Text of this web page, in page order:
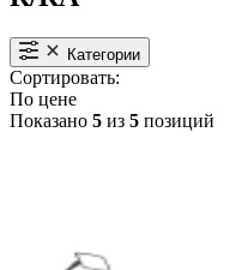
Категории
Сортировать:
По цене
Показано 5 из 5 позиций